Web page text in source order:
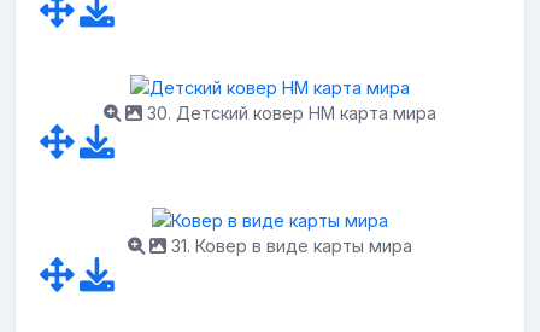
30. Детский ковер HM карта мира
31. Ковер в виде карты мира